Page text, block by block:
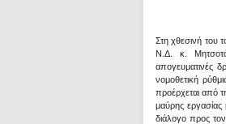
Στη χθεσινή του
Ν.Δ. κ.
απογευματινές
νομοθετική
προέρχεται από
μαύρης
διάλογο προς